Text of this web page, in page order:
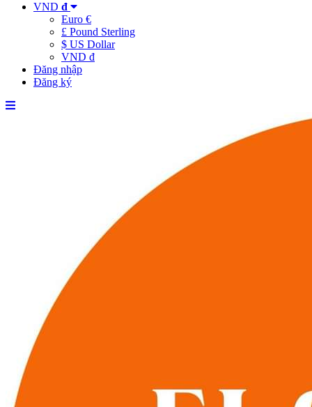
VND đ
Euro €
£ Pound Sterling
$ US Dollar
VND đ
Đăng nhập
Đăng ký